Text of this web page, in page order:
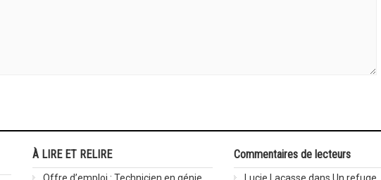
À LIRE ET RELIRE Commentaires de lecteurs